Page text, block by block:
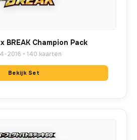
BREAK Champion Pack
2016 • 140 kaarten
Bekijk Set